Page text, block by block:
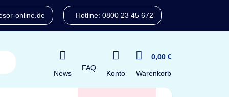
online.de Hotline: 0800 23 45 672
News
FAQ
Konto
0,00 €
Warenkorb